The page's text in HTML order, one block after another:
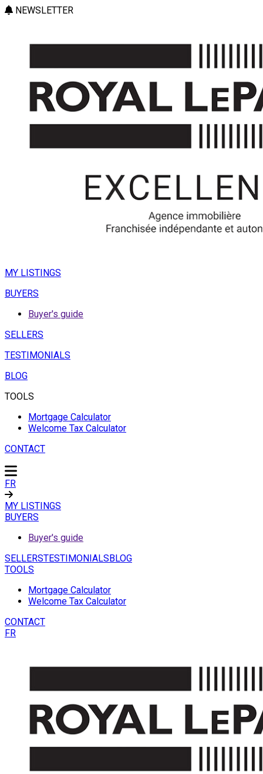
NEWSLETTER
MY LISTINGS
BUYERS
Buyer's guide
SELLERS
TESTIMONIALS
BLOG
TOOLS
Mortgage Calculator
Welcome Tax Calculator
CONTACT
FR
MY LISTINGS
BUYERS
Buyer's guide
SELLERSTESTIMONIALSBLOG
TOOLS
Mortgage Calculator
Welcome Tax Calculator
CONTACT
FR